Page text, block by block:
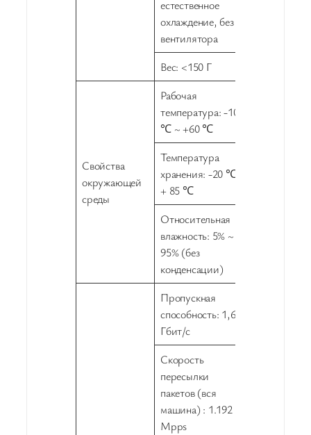
естественное
охлаждение, без
вентилятора
Вес: <150 Г
Свойства
окружающей
среды
Рабочая
температура: -10
℃ ~ +60 ℃
Температура
хранения: -20 ℃ ~
+ 85 ℃
Относительная
влажность: 5% ~
95% (без
конденсации)
Пропускная
способность: 1,6
Гбит/с
Скорость
пересылки
пакетов (вся
машина) : 1.192
Mpps